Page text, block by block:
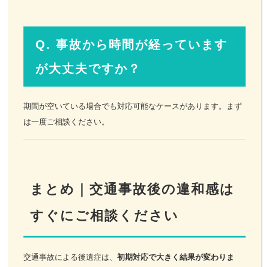
Q. 事故から時間が経っています
が大丈夫ですか？
期間が空いている場合でも対応可能なケースがあります。まず
は一度ご相談ください。
まとめ｜交通事故後の違和感は
すぐにご相談ください
交通事故による後遺症は、初期対応で大きく結果が変わりま